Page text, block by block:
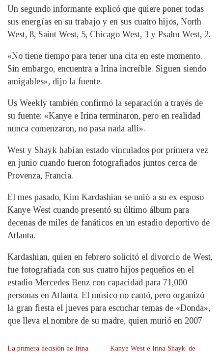
Un segundo informante explicó que quiere poner todas
sus energías en su trabajo y en sus cuatro hijos, North
West, 8, Saint West, 5, Chicago West, 3 y Psalm West, 2.
«No tiene tiempo para tener una cita en este momento.
Sin embargo, encuentra a Irina increíble. Siguen siendo
amigables», dijo la fuente.
Us Weekly también confirmó la separación a través de
su fuente: «Kanye e Irina terminaron, pero en realidad
nunca comenzaron, no pasa nada allí».
West y Shayk habían estado vinculados por primera vez
en junio cuando fueron fotografiados juntos cerca de
Provenza, Francia.
El mes pasado, Kim Kardashian se unió a su ex esposo
Kanye West cuando presentó su último álbum para
decenas de miles de fanáticos en un estadio deportivo de
Atlanta.
Kardashian, quien en febrero solicitó el divorcio de West,
fue fotografiada con sus cuatro hijos pequeños en el
estadio Mercedes Benz con capacidad para 71,000
personas en Atlanta. El músico no cantó, pero organizó
la gran fiesta el jueves para escuchar temas de «Donda»,
que lleva el nombre de su madre, quien murió en 2007
La primera decisión de Irina Kanye West e Irina Shayk, de